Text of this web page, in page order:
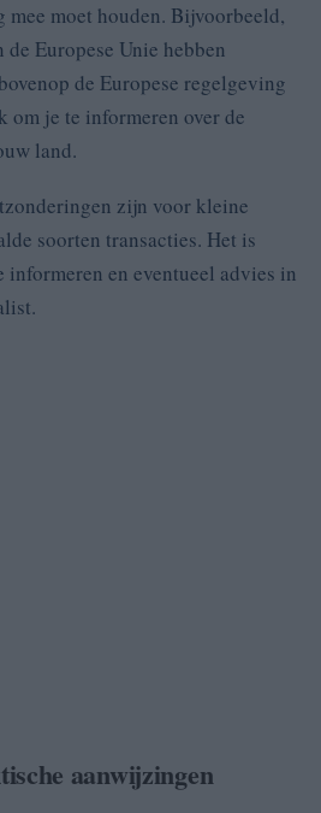
mee moet houden. Bijvoorbeeld,
Europese Unie hebben
de Europese regelgeving
om je te informeren over de
land.
zijn voor kleine
soorten transacties. Het is
informeren en eventueel advies in
aanwijzingen